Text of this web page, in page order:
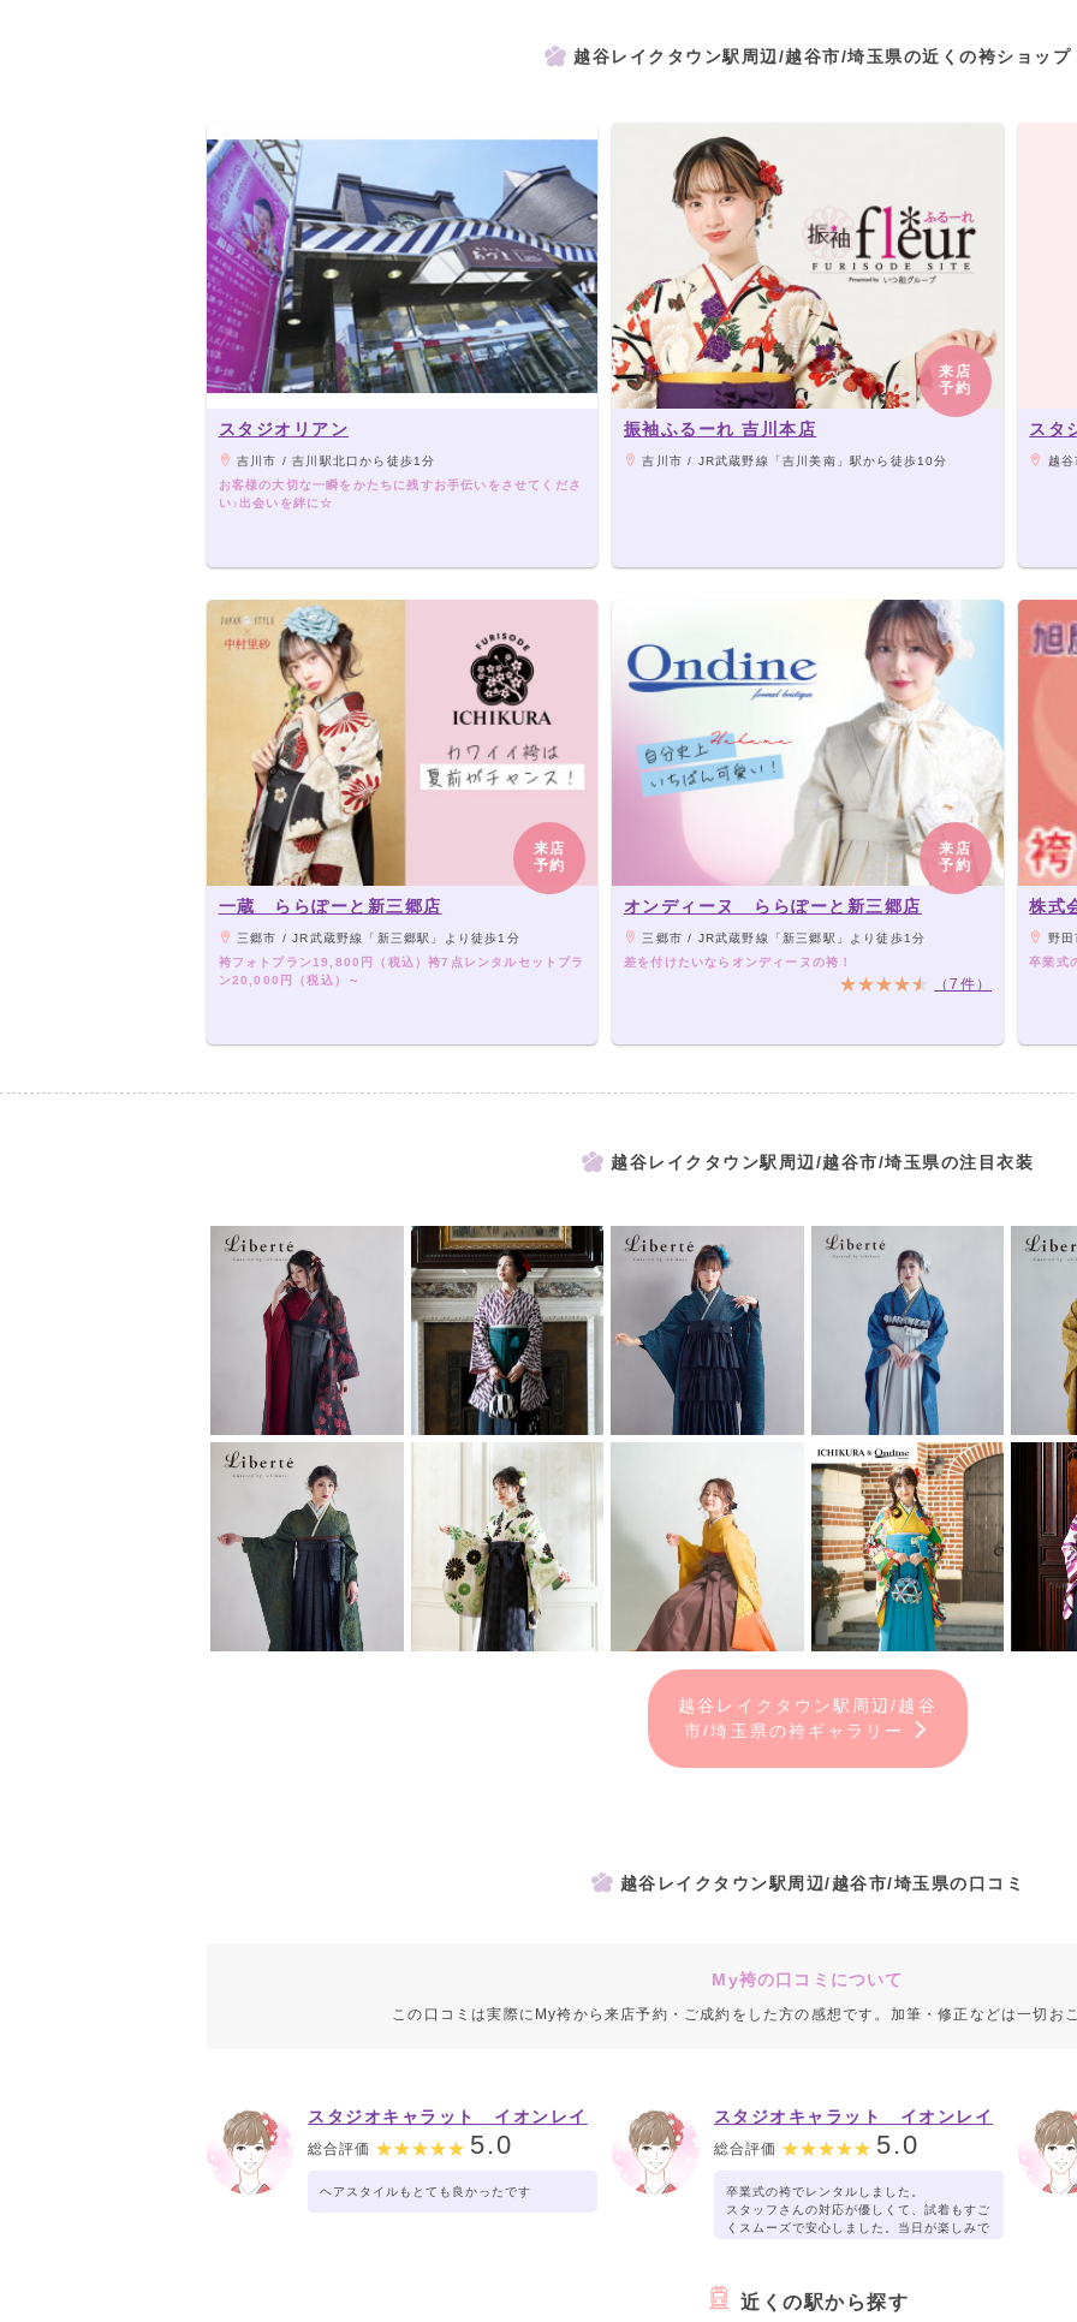
越谷レイクタウン駅周辺/越谷市/埼玉県の近くの袴ショップ
スタジオリアン
吉川市 / 吉川駅北口から徒歩1分
お客様の大切な一瞬をかたちに残すお手伝いをさせてくださ
い♪出会いを絆に☆
来店
予約
振袖ふるーれ 吉川本店
吉川市 / JR武蔵野線「吉川美南」駅から徒歩10分
スタ
越
来店
予約
一蔵 ららぽーと新三郷店
三郷市 / JR武蔵野線「新三郷駅」より徒歩1分
袴フォトプラン19,800円（税込）袴7点レンタルセットプラ
ン20,000円（税込）～
来店
予約
オンディーヌ ららぽーと新三郷店
三郷市 / JR武蔵野線「新三郷駅」より徒歩1分
差を付けたいならオンディーヌの袴！
（7件）
株式
野田
卒業式
越谷レイクタウン駅周辺/越谷市/埼玉県の注目衣装
越谷レイクタウン駅周辺/越谷
市/埼玉県の袴ギャラリー
越谷レイクタウン駅周辺/越谷市/埼玉県の口コミ
My袴の口コミについて
この口コミは実際にMy袴から来店予約・ご成約をした方の感想です。加筆・修正などは一切お
スタジオキャラット イオンレイ
クタウン店
総合評価 5.0
ヘアスタイルもとても良かったです
スタジオキャラット イオンレイ
クタウン店
総合評価 5.0
卒業式の袴でレンタルしました。
スタッフさんの対応が優しくて、試着もすご
くスムーズで安心しました。当日が楽しみで
近くの駅から探す